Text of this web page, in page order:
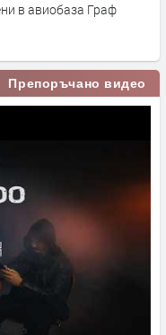
в авиобаза Граф
Препоръчано видео